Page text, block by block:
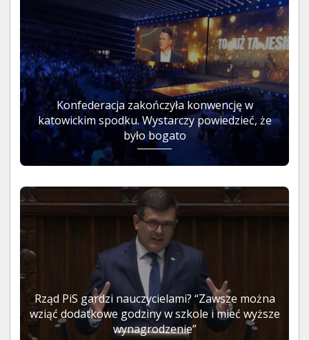
Konfederacja zakończyła konwencję w
katowickim spodku. Wystarczy powiedzieć, że
było bogato
Rząd PiS gardzi nauczycielami? “Zawsze można
wziąć dodatkowe godziny w szkole i mieć wyższe
wynagrodzenie”